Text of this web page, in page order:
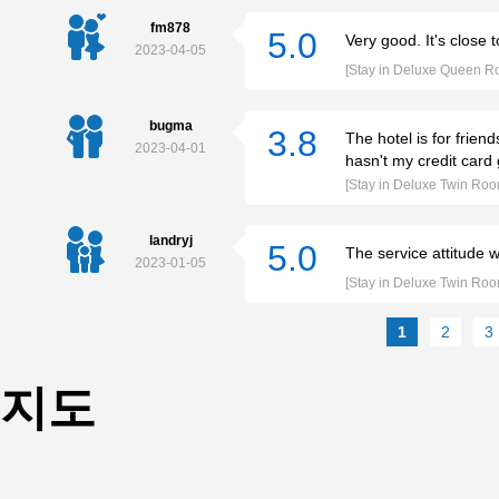
fm878
2023-04-05
5.0 Very good. It's close
[Stay in Deluxe Queen
bugma
2023-04-01
3.8
The hotel is for
hasn't my credit
[Stay in Deluxe Twin
landryj
2023-01-05
5.0 The service attitude
[Stay in Deluxe Twin
1 2 3
지도